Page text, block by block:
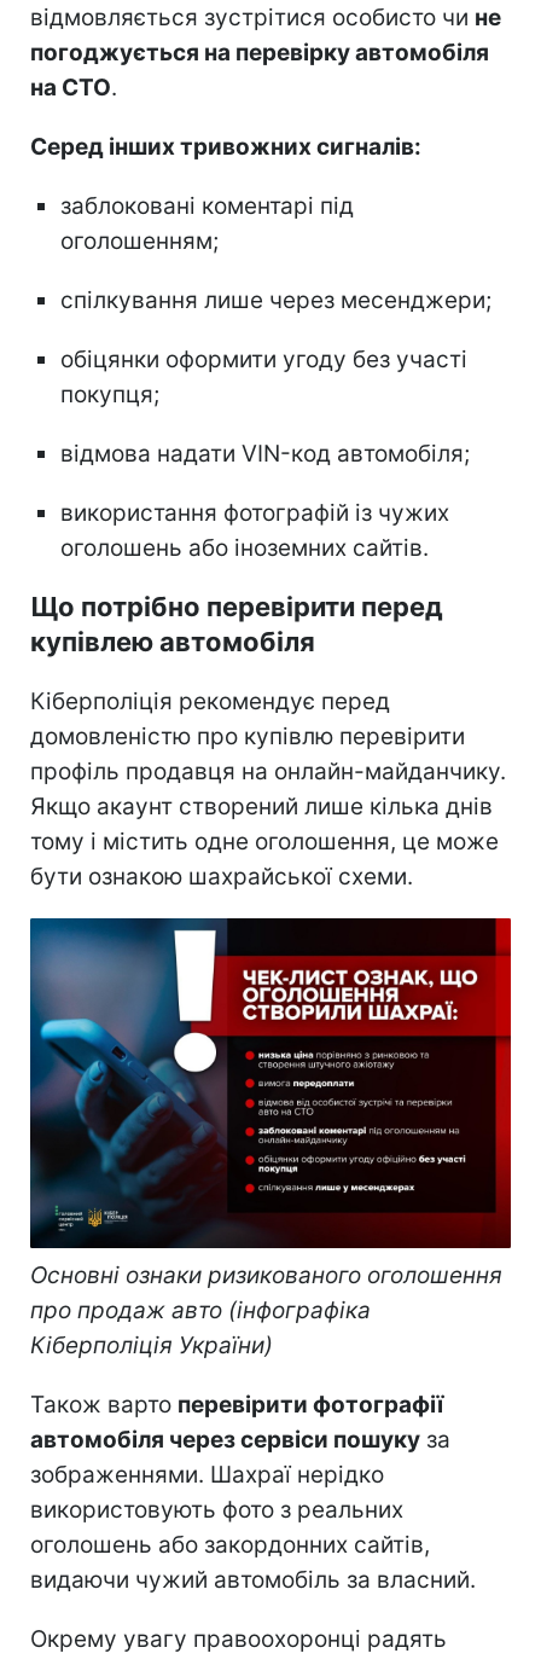
відмовляється зустрітися особисто чи не
погоджується на перевірку автомобіля
на СТО.
Серед інших тривожних сигналів:
заблоковані коментарі під
оголошенням;
спілкування лише через месенджери;
обіцянки оформити угоду без участі
покупця;
відмова надати VIN-код автомобіля;
використання фотографій із чужих
оголошень або іноземних сайтів.
Що потрібно перевірити перед
купівлею автомобіля
Кіберполіція рекомендує перед
домовленістю про купівлю перевірити
профіль продавця на онлайн-майданчику.
Якщо акаунт створений лише кілька днів
тому і містить одне оголошення, це може
бути ознакою шахрайської схеми.
Основні ознаки ризикованого оголошення
про продаж авто (інфографіка
Кіберполіція України)
Також варто перевірити фотографії
автомобіля через сервіси пошуку за
зображеннями. Шахраї нерідко
використовують фото з реальних
оголошень або закордонних сайтів,
видаючи чужий автомобіль за власний.
Окрему увагу правоохоронці радять